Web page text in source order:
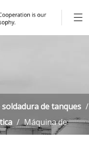
de tanques /
/ Máquina de
de alta